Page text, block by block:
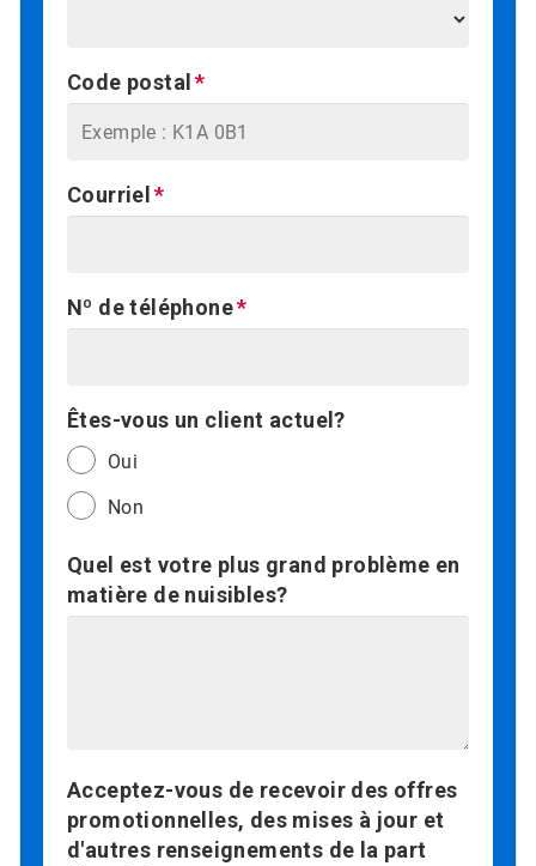
Code postal
Courriel
Nº de téléphone
Êtes-vous un client actuel?
Oui
Non
Quel est votre plus grand problème en
matière de nuisibles?
Acceptez-vous de recevoir des offres
promotionnelles, des mises à jour et
d'autres renseignements de la part